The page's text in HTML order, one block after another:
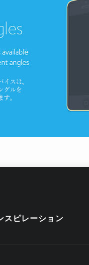
スピレーション